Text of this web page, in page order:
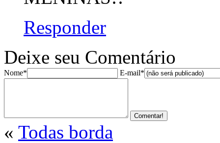
Responder
Deixe seu Comentário
Nome* E-mail*
« Todas borda